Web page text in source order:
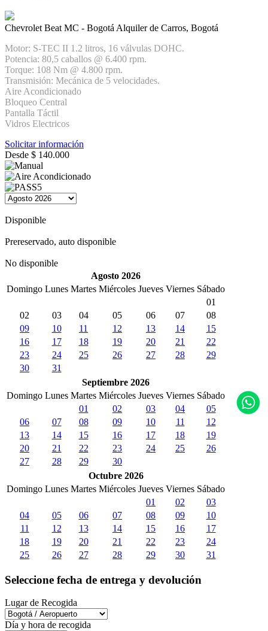
Chevrolet Beat MC - Bogotá Alquiler de Carros, Bogotá
Motor: S-TEC II 1.2 litros, 16 válvulas DOHC.
Potencia: 80,5 caballos @ 6.400 rpm.
Torque: 108 Nm @ 4.800 rpm.
Transmisión: Mecánica de 5 velocidades.
Aire Acondicionado
Bloqueo Central
Pantalla Táctil
Vidros Electricos
Solicitar información
Desde $ 140.000
Disponible
Prereservado, auto disponible
No disponible
Agosto 2026
Domingo Lunes Martes Miércoles Jueves Viernes Sábado
01
02
03 04 05 06 07
08
09
10 11 12 13 14
15
16
17 18 19 20 21
22
23
24 25 26 27 28
29
30
31
Septiembre 2026
Domingo Lunes Martes Miércoles Jueves Viernes Sábado
01
02 03 04
05
06
07 08 09 10 11
12
13
14 15 16 17 18
19
20
21 22 23 24 25
26
27
28 29
30
Octubre 2026
Domingo Lunes Martes Miércoles Jueves Viernes Sábado
01
02
03
04
05 06 07 08 09
10
11
12 13 14 15 16
17
18
19 20 21 22 23
24
25
26 27 28 29 30 31
Seleccione fecha de entrega y devolución
Lugar de Recogida
Día y hora de recogida